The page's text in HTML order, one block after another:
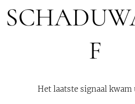
F 🚨
Het laatste signaal kwam